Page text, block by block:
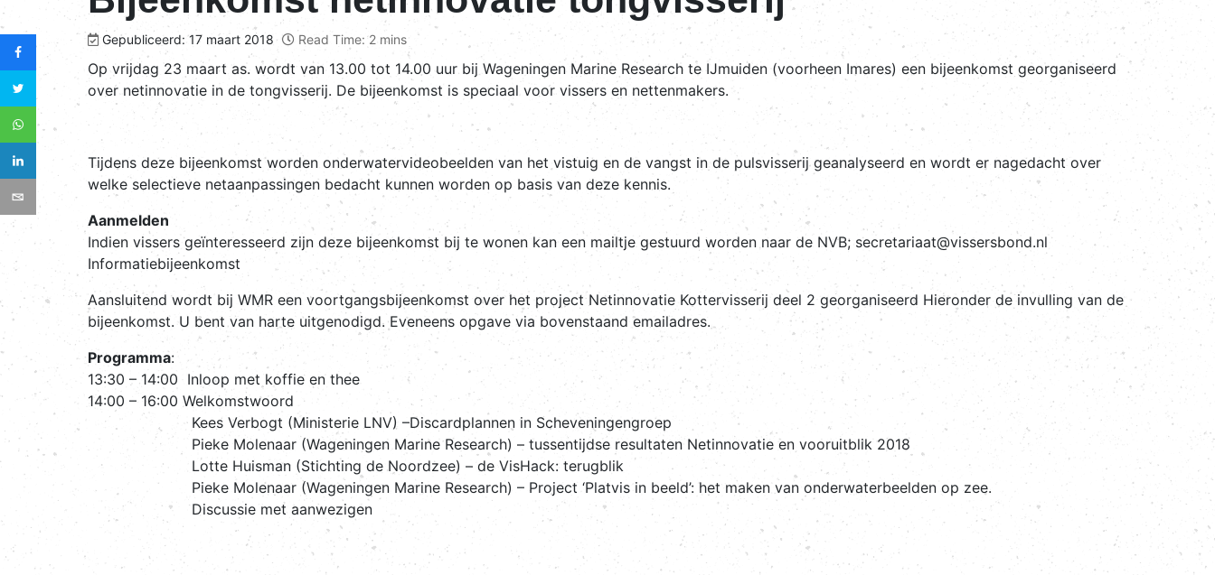
Gepubliceerd: 17 maart 2018 Read Time: 2 mins
Op vrijdag 23 maart as. wordt van 13.00 tot 14.00 uur bij Wageningen Marine Research te IJmuiden (voorheen Imares) een bijeenkomst georganiseerd
over netinnovatie in de tongvisserij. De bijeenkomst is speciaal voor vissers en nettenmakers.
Tijdens deze bijeenkomst worden onderwatervideobeelden van het vistuig en de vangst in de pulsvisserij geanalyseerd en wordt er nagedacht over
welke selectieve netaanpassingen bedacht kunnen worden op basis van deze kennis.
Aanmelden
Indien vissers geïnteresseerd zijn deze bijeenkomst bij te wonen kan een mailtje gestuurd worden naar de NVB; secretariaat@vissersbond.nl
Informatiebijeenkomst
Aansluitend wordt bij WMR een voortgangsbijeenkomst over het project Netinnovatie Kottervisserij deel 2 georganiseerd Hieronder de invulling van de
bijeenkomst. U bent van harte uitgenodigd. Eveneens opgave via bovenstaand emailadres.
Programma:
13:30 – 14:00 Inloop met koffie en thee
14:00 – 16:00 Welkomstwoord
Kees Verbogt (Ministerie LNV) –Discardplannen in Scheveningengroep
Pieke Molenaar (Wageningen Marine Research) – tussentijdse resultaten Netinnovatie en vooruitblik 2018
Lotte Huisman (Stichting de Noordzee) – de VisHack: terugblik
Pieke Molenaar (Wageningen Marine Research) – Project ‘Platvis in beeld’: het maken van onderwaterbeelden op zee.
Discussie met aanwezigen